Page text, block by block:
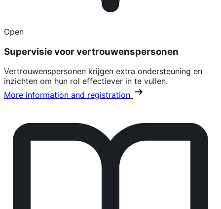
Open
Supervisie voor vertrouwenspersonen
Vertrouwenspersonen krijgen extra ondersteuning en
inzichten om hun rol effectiever in te vullen.
More information and registration